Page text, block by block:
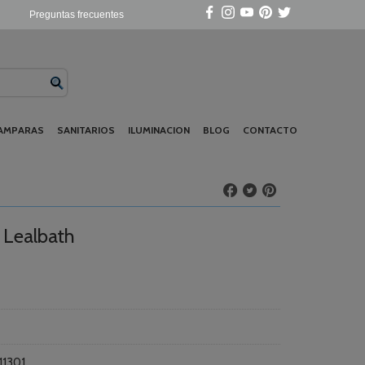
Preguntas frecuentes
SANITARIOS ILUMINACION BLOG CONTACTO